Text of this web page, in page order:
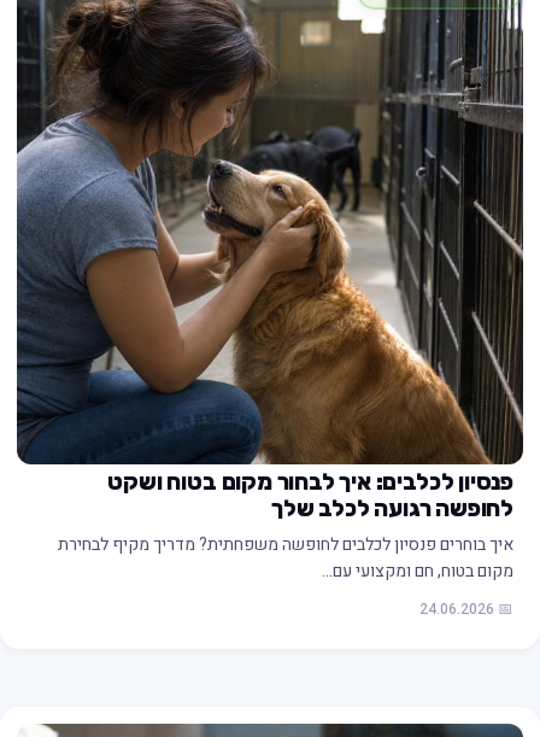
פנסיון לכלבים: איך לבחור מקום בטוח ושקט
לחופשה רגועה לכלב שלך
איך בוחרים פנסיון לכלבים לחופשה משפחתית? מדריך מקיף לבחירת
מקום בטוח, חם ומקצועי עם…
📅 24.06.2026